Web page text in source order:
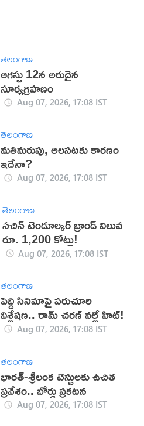
తెలంగాణ
ఆగస్టు 12న అరుదైన
సూర్యగ్రహణం
Aug 07, 2026, 17:08 IST
తెలంగాణ
మతిమరుపు, అలసటకు కారణం
ఇదేనా?
Aug 07, 2026, 17:08 IST
తెలంగాణ
సచిన్ టెండూల్కర్ బ్రాండ్ విలువ
రూ. 1,200 కోట్లు!
Aug 07, 2026, 17:08 IST
తెలంగాణ
పెద్ది సినిమాపై పరుచూరి
విశ్లేషణ.. రామ్ చరణ్ వల్లే హిట్!
Aug 07, 2026, 17:08 IST
తెలంగాణ
భారత్-శ్రీలంక టెస్టులకు ఉచిత
ప్రవేశం.. బోర్డు ప్రకటన
Aug 07, 2026, 17:08 IST